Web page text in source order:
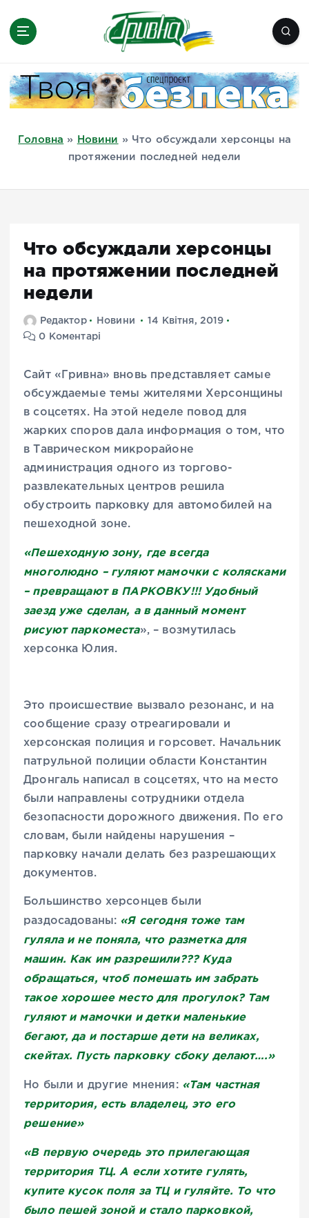
Миколаїв, Одеса, Мелітополь
Головна » Новини » Что обсуждали херсонцы на
протяжении последней недели
Что обсуждали херсонцы
на протяжении последней
недели
Редактор Новини
14 Квітня, 2019
0 Коментарі
Сайт «Гривна» вновь представляет самые
обсуждаемые темы жителями Херсонщины
в соцсетях. На этой неделе повод для
жарких споров дала информация о том, что
в Таврическом микрорайоне
администрация одного из торгово-
развлекательных центров решила
обустроить парковку для автомобилей на
пешеходной зоне.
«Пешеходную зону, где всегда
многолюдно – гуляют мамочки с колясками
– превращают в ПАРКОВКУ!!! Удобный
заезд уже сделан, а в данный момент
рисуют паркоместа», – возмутилась
херсонка Юлия.
Это происшествие вызвало резонанс, и на
сообщение сразу отреагировали и
херсонская полиция и горсовет. Начальник
патрульной полиции области Константин
Дронгаль написал в соцсетях, что на место
были направлены сотрудники отдела
безопасности дорожного движения. По его
словам, были найдены нарушения –
парковку начали делать без разрешающих
документов.
Большинство херсонцев были
раздосадованы: «Я сегодня тоже там
гуляла и не поняла, что разметка для
машин. Как им разрешили??? Куда
обращаться, чтоб помешать им забрать
такое хорошее место для прогулок? Там
гуляют и мамочки и детки маленькие
бегают, да и постарше дети на великах,
скейтах. Пусть парковку сбоку делают….»
Но были и другие мнения: «Там частная
территория, есть владелец, это его
решение»
«В первую очередь это прилегающая
территория ТЦ. А если хотите гулять,
купите кусок поля за ТЦ и гуляйте. То что
было пешей зоной и стало парковкой,